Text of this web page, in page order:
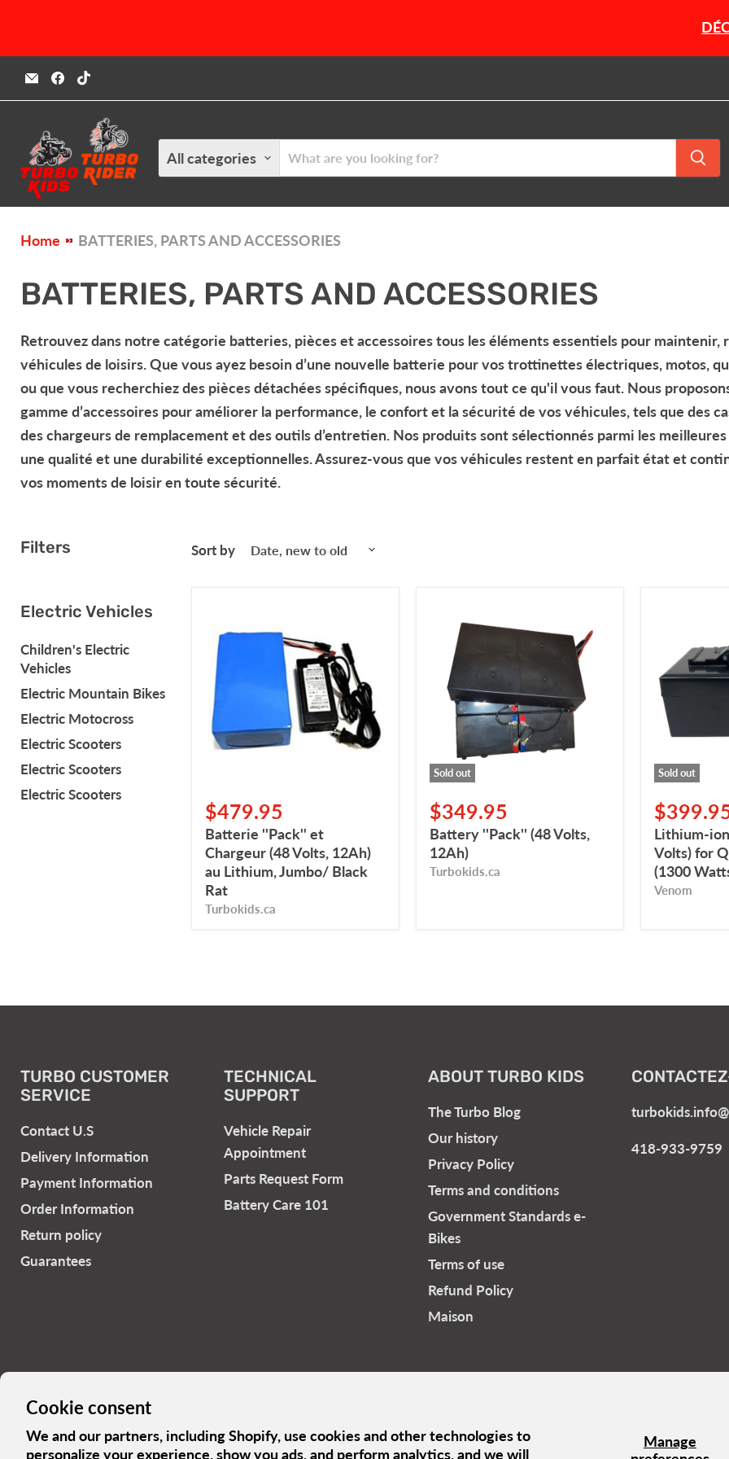
Cookie consent
We and our partners, including Shopify, use cookies and other technologies to
personalize your experience, show you ads, and perform analytics, and we will
Manage
Email
Turbokids.ca
Find
us
on
Facebook
on
TikTok
All categories
Home BATTERIES, PARTS AND ACCESSORIES
BATTERIES, PARTS AND ACCESSORIES
Retrouvez dans notre catégorie batteries, pièces et accessoirestous les éléments essentiels pour maintenir,
véhicules de loisirs. Que vous ayez besoin d’une nouvelle batterie pour vostrottinettes électriques, motos,
ou que vous recherchiez des pièces détachéesspécifiques, nous avons tout ce qu'il vous faut. Nous
gamme d’accessoires pour améliorer la performance, le confort et la sécurité de vos véhicules, tels que des
deschargeursde remplacement et desoutils d’entretien. Nos produits sont sélectionnés parmi les
une qualité et une durabilité exceptionnelles. Assurez-vous que vos véhicules restent en parfait état et
vos moments de loisir en toute sécurité.
Filters
Electric Vehicles
Children's Electric
Vehicles
Electric Mountain Bikes
Electric Motocross
Electric Scooters
Electric Scooters
Electric Scooters
Sort by
et
Chargeur
(48
Volts,
12Ah)
au
Lithium,
Jumbo/
$479.95
Batterie ''Pack'' et
Chargeur (48 Volts, 12Ah)
au Lithium, Jumbo/ Black
Rat
Turbokids.ca
Sold out
''Pack''
Volts,
12Ah)
$349.95
Battery ''Pack'' (48 Volts,
12Ah)
Turbokids.ca
Sold out
Volts)
for
Quad
Venom
(1300
Lithium-
Volts) for
(1300
Venom
TURBO CUSTOMER
SERVICE
Contact U.S
Delivery Information
Payment Information
Order Information
Return policy
Guarantees
TECHNICAL
SUPPORT
Vehicle Repair
Appointment
Parts Request Form
Battery Care 101
ABOUT TURBO KIDS
The Turbo Blog
Our history
Privacy Policy
Terms and conditions
Government Standards e-
Bikes
Terms of use
Refund Policy
Maison
418-933-9759
Copyright © 2026 Turbokids.ca.